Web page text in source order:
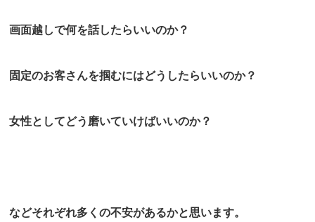
画面越しで何を話したらいいのか？
固定のお客さんを掴むにはどうしたらいいのか？
女性としてどう磨いていけばいいのか？
などそれぞれ多くの不安があるかと思います。